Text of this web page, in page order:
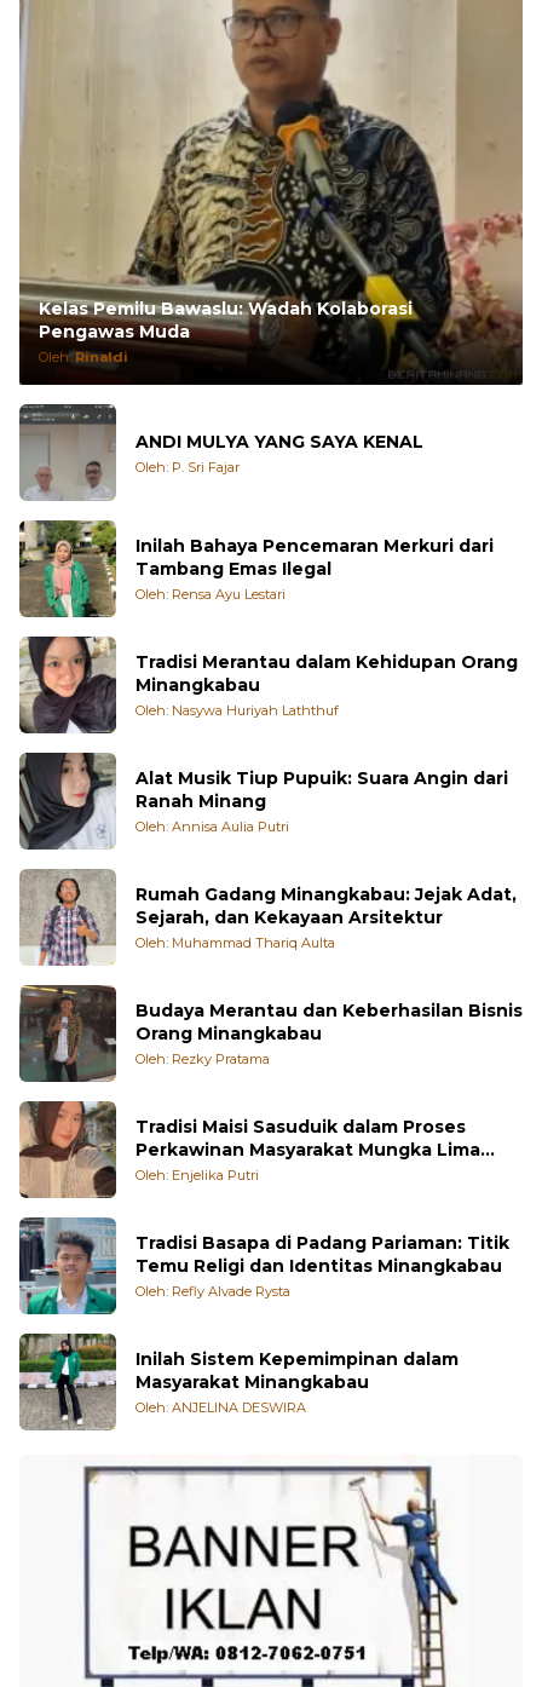
Kelas Pemilu Bawaslu: Wadah Kolaborasi
Pengawas Muda
Oleh: Rinaldi
ANDI MULYA YANG SAYA KENAL
Oleh: P. Sri Fajar
Inilah Bahaya Pencemaran Merkuri dari
Tambang Emas Ilegal
Oleh: Rensa Ayu Lestari
Tradisi Merantau dalam Kehidupan Orang
Minangkabau
Oleh: Nasywa Huriyah Laththuf
Alat Musik Tiup Pupuik: Suara Angin dari
Ranah Minang
Oleh: Annisa Aulia Putri
Rumah Gadang Minangkabau: Jejak Adat,
Sejarah, dan Kekayaan Arsitektur
Oleh: Muhammad Thariq Aulta
Budaya Merantau dan Keberhasilan Bisnis
Orang Minangkabau
Oleh: Rezky Pratama
Tradisi Maisi Sasuduik dalam Proses
Perkawinan Masyarakat Mungka Lima
Puluh Kota
Oleh: Enjelika Putri
Tradisi Basapa di Padang Pariaman: Titik
Temu Religi dan Identitas Minangkabau
Oleh: Refly Alvade Rysta
Inilah Sistem Kepemimpinan dalam
Masyarakat Minangkabau
Oleh: ANJELINA DESWIRA